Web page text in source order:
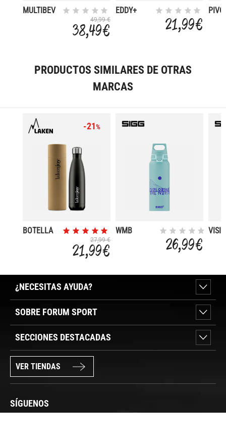
MULTIBEV
49,99 €
38,49 €
EDDY+
21,99 €
PRODUCTOS SIMILARES DE OTRAS
MARCAS
-21%
BOTELLA
27,99 €
21,99 €
WMB
26,99 €
¿NECESITAS AYUDA?
SOBRE FORUM SPORT
SECCIONES DESTACADAS
VER TIENDAS
SÍGUENOS